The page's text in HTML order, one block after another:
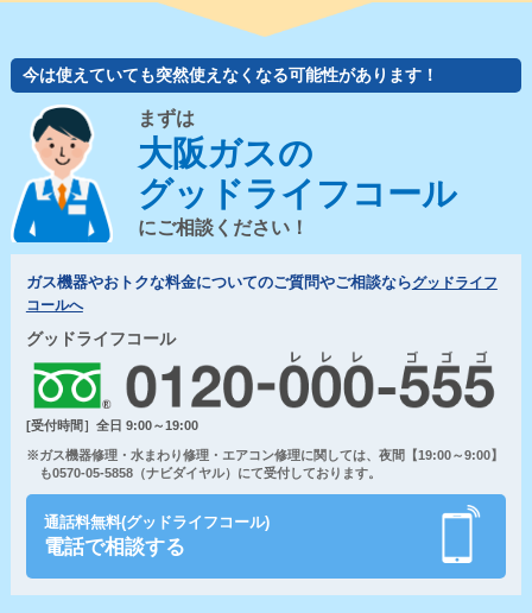
今は使えていても突然使えなくなる可能性があります！
まずは
大阪ガスの
グッドライフコール
にご相談ください！
ガス機器やおトクな料金についてのご質問やご相談ならグッドライフ
コールへ
グッドライフコール
[受付時間］全日 9:00～19:00
※ガス機器修理・水まわり修理・エアコン修理に関しては、夜間【19:00～9:00】
も0570-05-5858（ナビダイヤル）にて受付しております。
通話料無料(グッドライフコール)
電話で相談する